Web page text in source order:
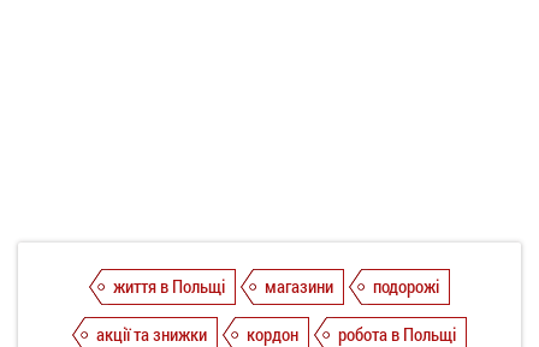
життя в Польщі магазини
подорожі
акції та знижки
кордон
робота в Польщі